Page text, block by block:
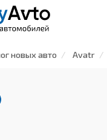
новых авто Avatr